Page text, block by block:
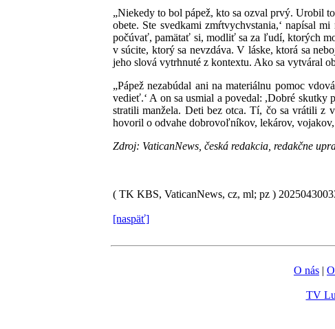
„Niekedy to bol pápež, kto sa ozval prvý. Urobil
obete. Ste svedkami zmŕtvychvstania,‘ napísal
počúvať, pamätať si, modliť sa za ľudí, ktorých
v súcite, ktorý sa nevzdáva. V láske, ktorá sa
jeho slová vytrhnuté z kontextu. Ako sa vytváral
„Pápež nezabúdal ani na materiálnu pomoc
vedieť.‘ A on sa usmial a povedal: ,Dobré
stratili manžela. Deti bez otca. Tí, čo sa vrátili z
hovoril o odvahe dobrovoľníkov, lekárov,
Zdroj: VaticanNews, česká redakcia, redakčne
( TK KBS, VaticanNews, cz, ml; pz )
[naspäť]
O nás |
TV